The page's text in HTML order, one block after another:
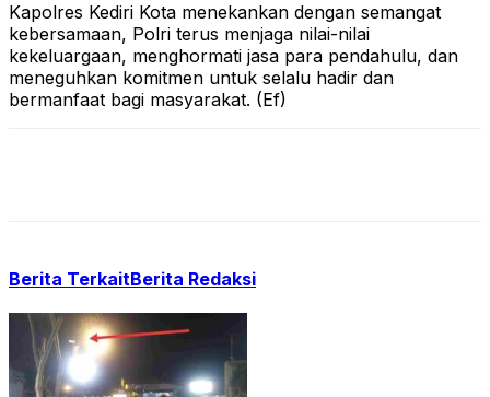
Kapolres Kediri Kota menekankan dengan semangat
kebersamaan, Polri terus menjaga nilai-nilai
kekeluargaan, menghormati jasa para pendahulu, dan
meneguhkan komitmen untuk selalu hadir dan
bermanfaat bagi masyarakat. (Ef)
Berita TerkaitBerita Redaksi